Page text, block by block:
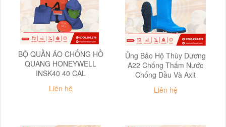
BỘ QUẦN ÁO CHỐNG HỒ
QUANG HONEYWELL
INSK40 40 CAL
Liên hệ
Ủng Bảo Hộ Thùy Dương
A22 Chống Thấm Nước
Chống Dầu Và Axit
Liên hệ